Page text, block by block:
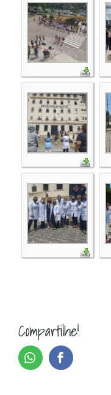
Compartilhe!